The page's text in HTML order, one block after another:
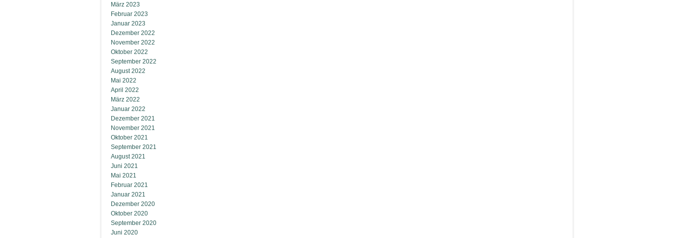
März 2023
Februar 2023
Januar 2023
Dezember 2022
November 2022
Oktober 2022
September 2022
August 2022
Mai 2022
April 2022
März 2022
Januar 2022
Dezember 2021
November 2021
Oktober 2021
September 2021
August 2021
Juni 2021
Mai 2021
Februar 2021
Januar 2021
Dezember 2020
Oktober 2020
September 2020
Juni 2020